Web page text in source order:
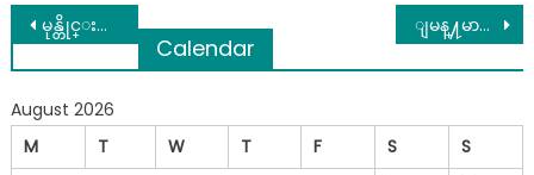
Post
navigation
မုန္တိုင္းႀကီး ကုန္းေပၚတက္ေတာ့မည္ ေဘးအႏၲရာယ္ကင္းၾကပါေစ/ ျမန္႔မာရိုးရာ အိမ္ေထာင္ဖက္ ေရြးနည္း
Calendar
August 2026
M
T W T F S
S